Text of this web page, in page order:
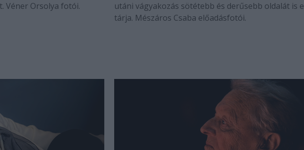
Véner Orsolya fotói.
utáni vágyakozás sötétebb és derűsebb oldalát is
tárja. Mészáros Csaba előadásfotói.